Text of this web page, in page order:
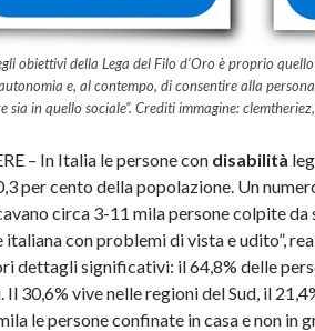
obiettivi della Lega del Filo d’Oro è proprio
e, al contempo, di consentire alla
sia in quello sociale”. Crediti immagine:
– In Italia le persone con disabilità
per cento della popolazione. Un
circa 3-11 mila persone colpite
italiana con problemi di vista e udito”,
dettagli significativi: il 64,8% delle
Il 30,6% vive nelle regioni del Sud, il
le persone confinate in casa e non in